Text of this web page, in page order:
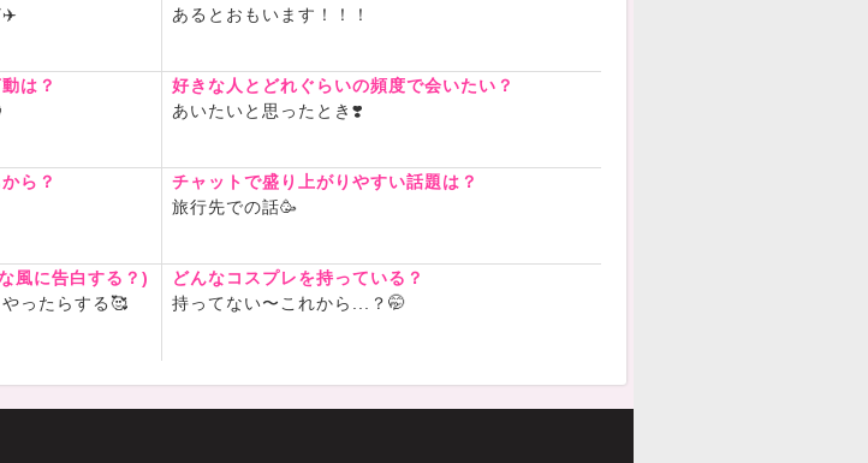
✈️
あるとおもいます！！！
は？
好きな人とどれぐらいの頻度で会いたい？
あいたいと思ったとき❣️
ら？
チャットで盛り上がりやすい話題は？
旅行先での話🥳
風に告白する？)
ったらする🥰
どんなコスプレを持っている？
持ってない〜これから...？🤭